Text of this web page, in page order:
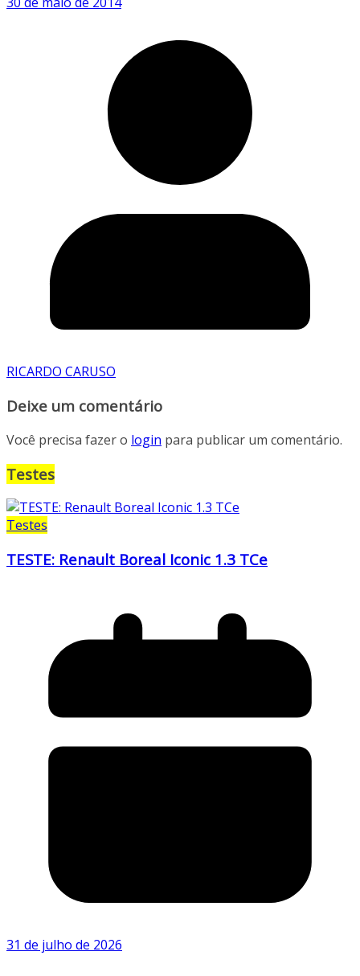
RICARDO CARUSO
Deixe um comentário
Você precisa fazer o login para publicar um comentário.
Testes
Testes
TESTE: Renault Boreal Iconic 1.3 TCe
31 de julho de 2026